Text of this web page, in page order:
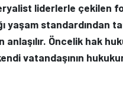
liderlerle çekilen
yaşam standardından
Öncelik hak
vatandaşının